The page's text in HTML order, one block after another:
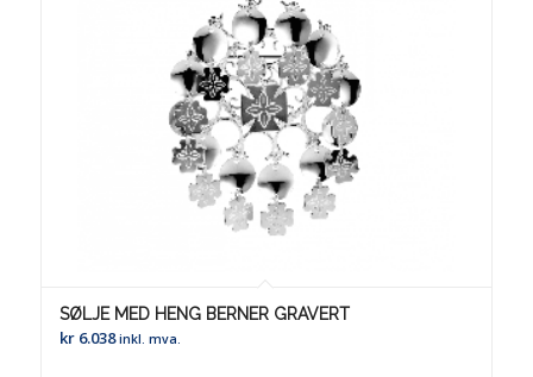
SØLJE MED HENG BERNER GRAVERT
kr6.038 inkl. mva.